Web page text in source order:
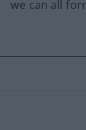
we can all